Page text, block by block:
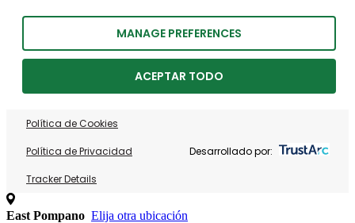
MANAGE PREFERENCES
ACEPTAR TODO
Política de Cookies
Política de Privacidad
Tracker Details
Desarrollado por:
East Pompano Elija otra ubicación